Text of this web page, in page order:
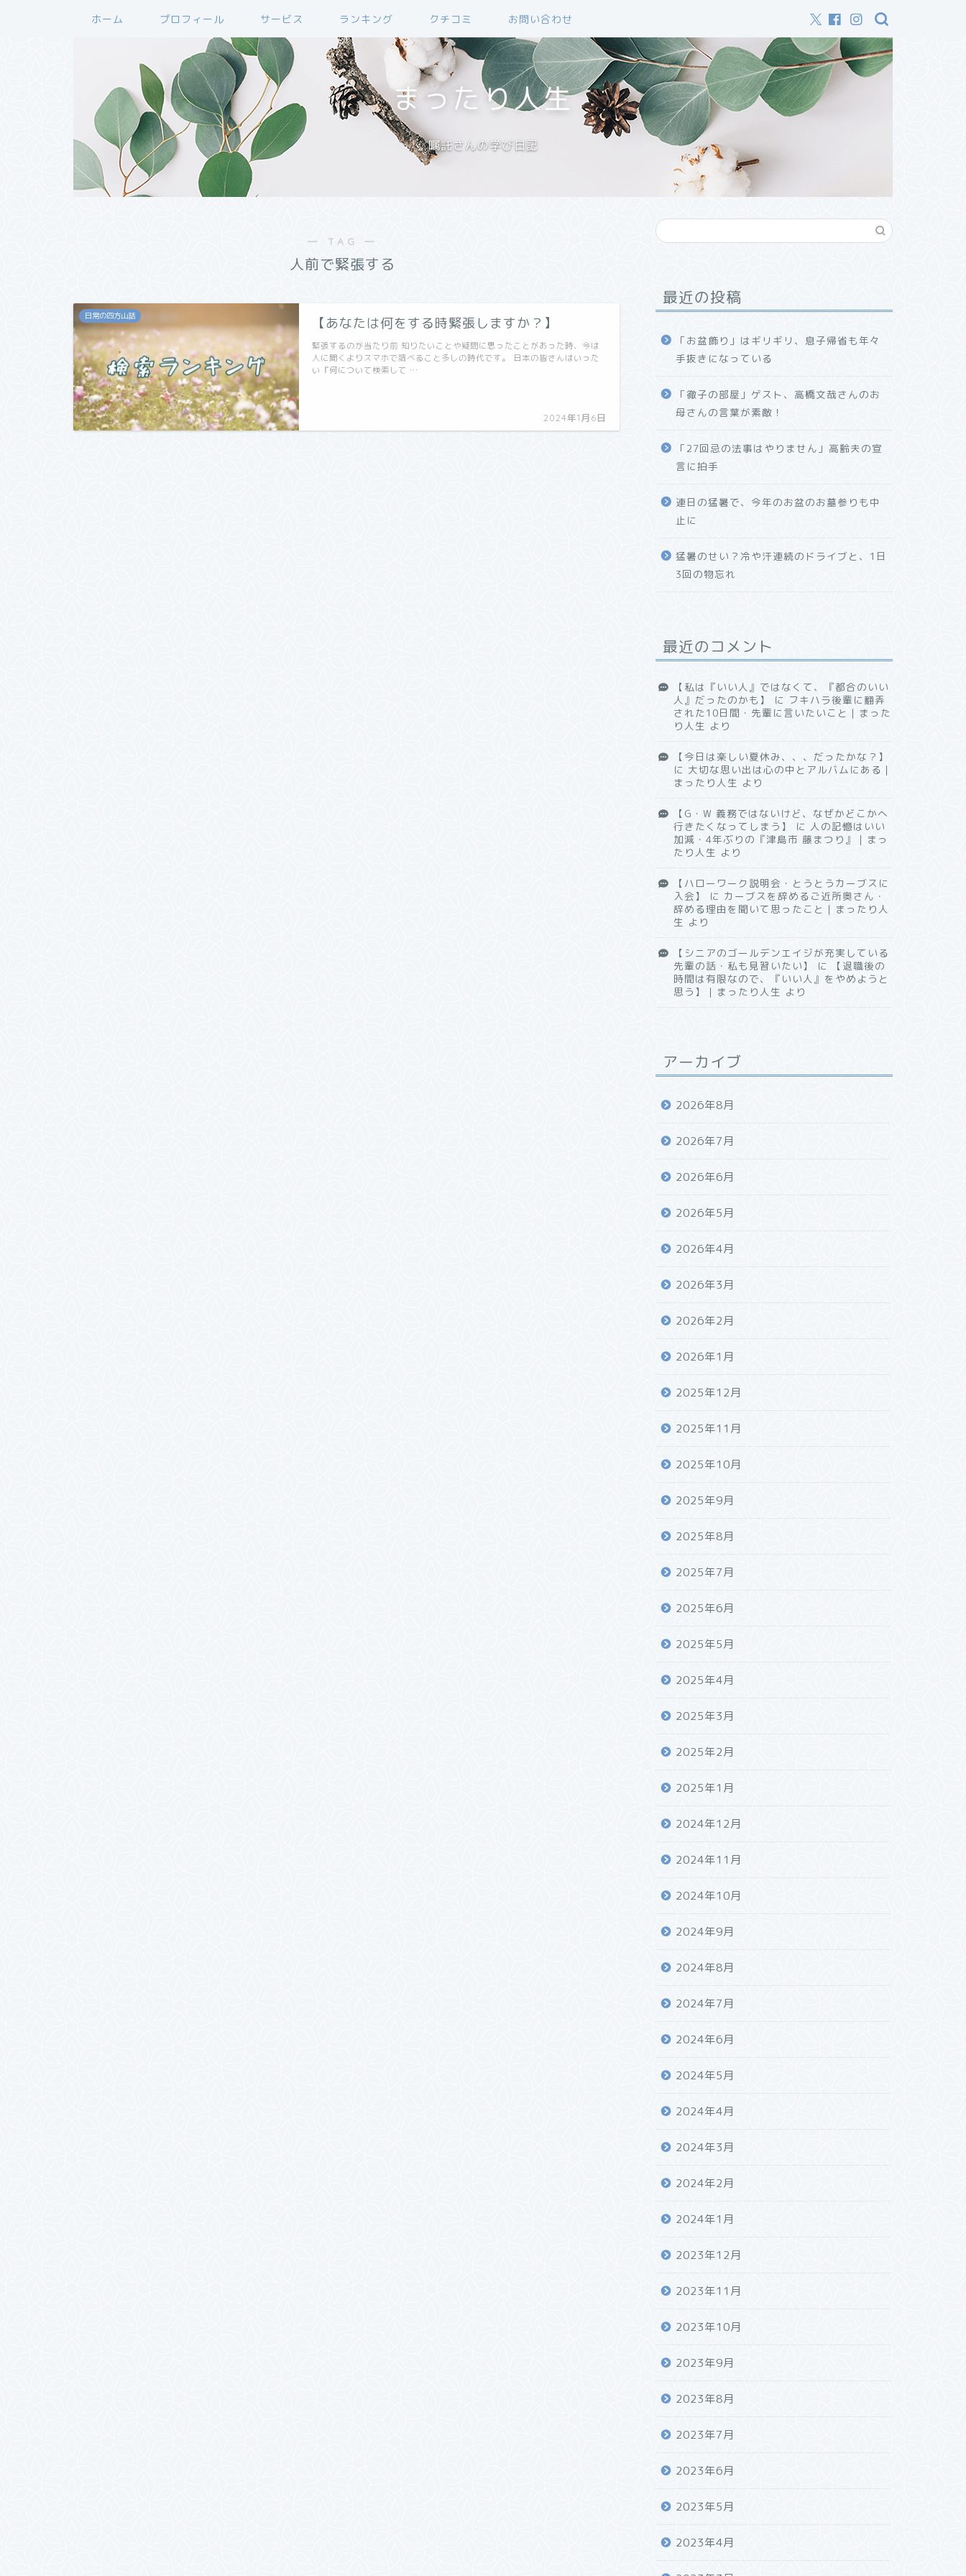
ホーム プロフィール サービス ランキング クチコミ お問い合わせ
まったり人生
嘱託さんの学び日記
― TAG ―
人前で緊張する
日常の四方山話 【あなたは何をする時緊張しますか？】
2024年1月6日
緊張するのが当たり前 知りたいことや疑問に思ったことがあった時、今は
人に聞くよりスマホで調べること多しの時代です。 日本の皆さんはいった
い『何について検索して …
最近の投稿
「お盆飾り」はギリギリ、息子帰省も年々
手抜きになっている
「徹子の部屋」ゲスト、高橋文哉さんのお
母さんの言葉が素敵！
「27回忌の法事はやりません」高齢夫の宣
言に拍手
連日の猛暑で、今年のお盆のお墓参りも中
止に
猛暑のせい？冷や汗連続のドライブと、1日
3回の物忘れ
最近のコメント
【私は『いい人』ではなくて、『都合のいい
人』だったのかも】
に フキハラ後輩に翻弄
された10日間・先輩に言いたいこと｜まった
り人生 より
【今日は楽しい夏休み、、、だったかな？】
に 大切な思い出は心の中とアルバムにある｜
まったり人生 より
【G・W 義務ではないけど、なぜかどこかへ
行きたくなってしまう】
に 人の記憶はいい
加減・4年ぶりの『津島市 藤まつり』｜まっ
たり人生 より
【ハローワーク説明会・とうとうカーブスに
入会】
に カーブスを辞めるご近所奥さん・
辞める理由を聞いて思ったこと｜まったり人
生 より
【シニアのゴールデンエイジが充実している
先輩の話・私も見習いたい】
に
【退職後の
時間は有限なので、『いい人』をやめようと
思う】｜まったり人生 より
アーカイブ
2026年8月
2026年7月
2026年6月
2026年5月
2026年4月
2026年3月
2026年2月
2026年1月
2025年12月
2025年11月
2025年10月
2025年9月
2025年8月
2025年7月
2025年6月
2025年5月
2025年4月
2025年3月
2025年2月
2025年1月
2024年12月
2024年11月
2024年10月
2024年9月
2024年8月
2024年7月
2024年6月
2024年5月
2024年4月
2024年3月
2024年2月
2024年1月
2023年12月
2023年11月
2023年10月
2023年9月
2023年8月
2023年7月
2023年6月
2023年5月
2023年4月